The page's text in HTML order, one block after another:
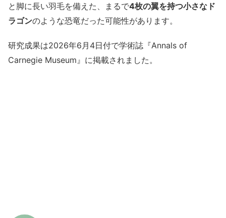
と脚に長い羽毛を備えた、まるで4枚の翼を持つ小さなド
ラゴンのような恐竜だった可能性があります。
研究成果は2026年6月4日付で学術誌『Annals of
Carnegie Museum』に掲載されました。